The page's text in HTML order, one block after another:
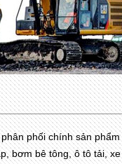
phối chính sản
bơm bê tông, ô tô tải,